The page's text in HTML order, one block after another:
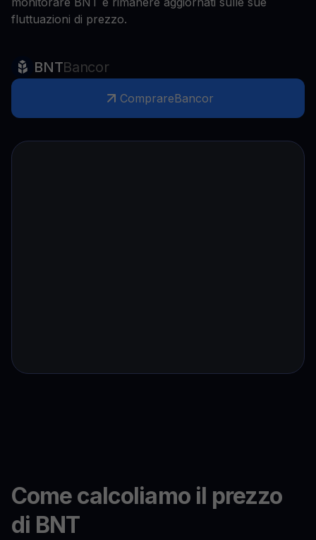
fluttuazioni di prezzo.
BNTBancor
ComprareBancor
Come calcoliamo il prezzo
di BNT